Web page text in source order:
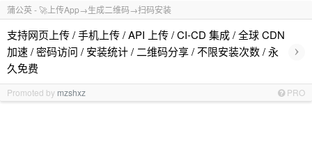
蒲公英 - 🚀上传App→生成二维码→扫码安装
支持网页上传 / 手机上传 / API 上传 / CI-CD 集成 / 全球 CDN
加速 / 密码访问 / 安装统计 / 二维码分享 / 不限安装次数 / 永
久免费
›
Promoted by mzshxz PRO